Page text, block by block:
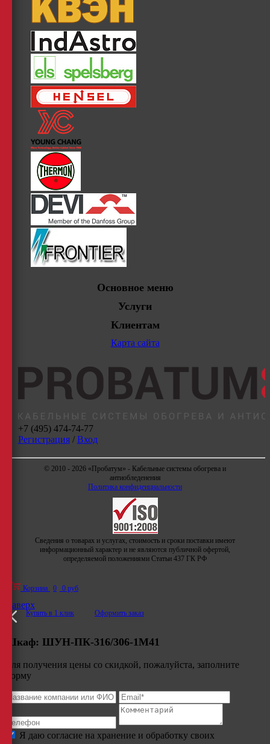
Основное меню
Услуги
Клиентам
Карта сайта
+7 (495) 474-74-77
Регистрация/ Вход
© 2010 - 2026 «Пробатум» - Кабельные системы обогрева и
антиобледенения
Политика конфиденциальности
Сведения о товарах и услугах, стоимость и сроки поставки имеют
информационный характер и не являются публичной офертой,
определяемой положениями Статьи 437 ГК РФ
Корзина 0 0 руб
Купить в 1 клик Оформить заказ
Наверх
Шкаф: ШУН-ПК-316/306-1М41
Для получения цены со скидкой, пожалуйста, заполните
форму
Я даю согласие на хранение и обработку своих